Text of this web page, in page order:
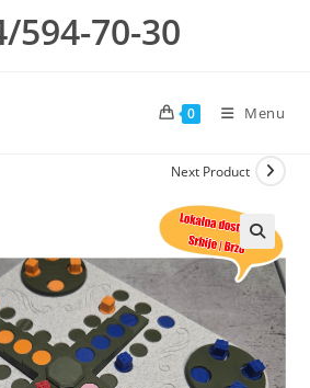
594-70-30
0 Menu
Next Product